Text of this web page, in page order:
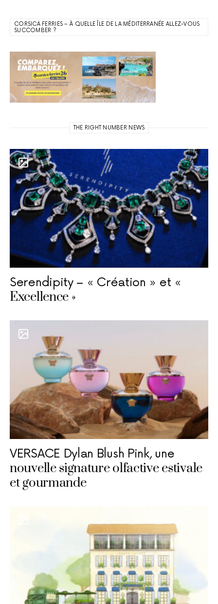
CORSICA FERRIES – À QUELLE ÎLE DE LA MÉDITERRANÉE ALLEZ-VOUS
SUCCOMBER ?
THE RIGHT NUMBER NEWS
Serendipity – « Création » et «
Excellence »
VERSACE Dylan Blush Pink, une
nouvelle signature olfactive estivale
et gourmande